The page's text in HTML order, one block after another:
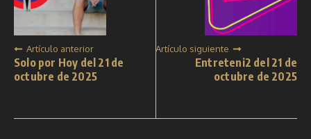
Artículo anterior
Solo por Hoy del 21 de
octubre de 2025
Artículo siguiente
Entreteni2 del 21 de
octubre de 2025